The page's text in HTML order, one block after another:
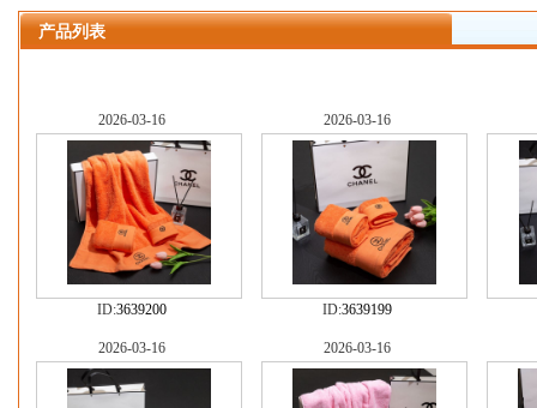
产品列表
2026-03-16
ID:3639200
2026-03-16
ID:3639199
2026-03-16 2026-03-16